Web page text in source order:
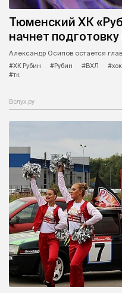
Тюменский ХК
начнет
Александр Осипов остается
#ХК Рубин
#Рубин #ВХЛ
#тк
Вслух.ру